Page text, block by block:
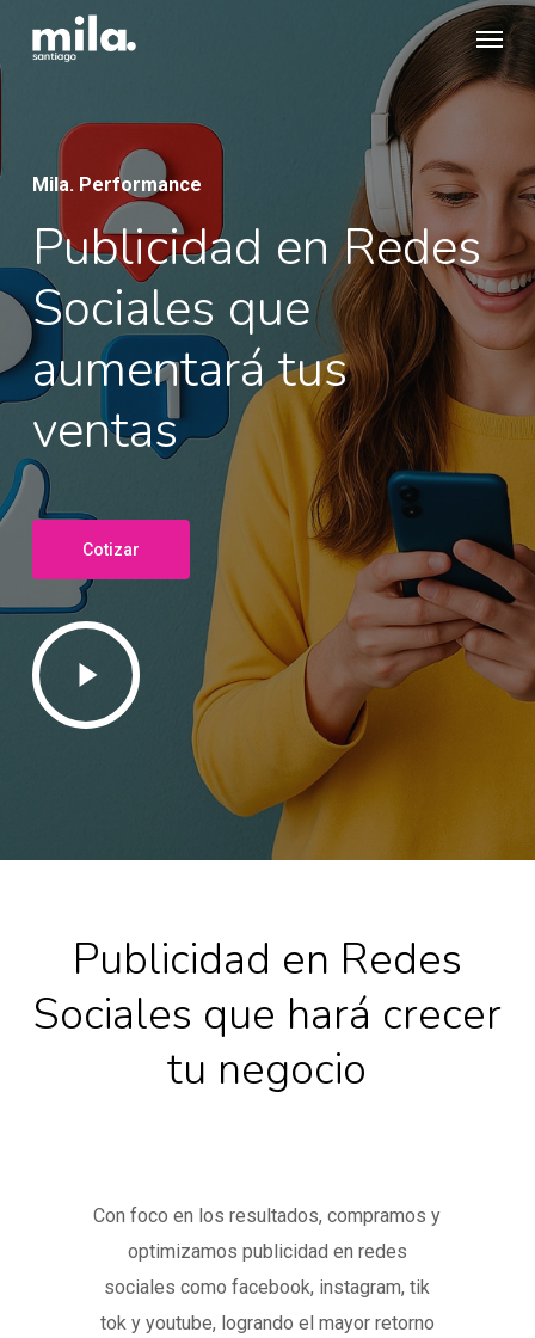
Menu
Mila. Performance
Publicidad en Redes
Sociales que
aumentará tus
ventas
Cotizar
Play
Video
Publicidad en Redes
Sociales que hará crecer
tu negocio
Con foco en los resultados, compramos y
optimizamos publicidad en redes
sociales como facebook, instagram, tik
tok y youtube, logrando el mayor retorno